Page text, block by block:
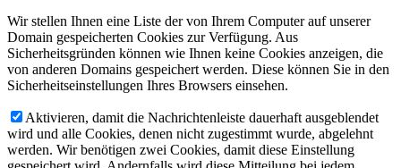
Wir stellen Ihnen eine Liste der von Ihrem Computer auf unserer
Domain gespeicherten Cookies zur Verfügung. Aus
Sicherheitsgründen können wie Ihnen keine Cookies anzeigen, die
von anderen Domains gespeichert werden. Diese können Sie in den
Sicherheitseinstellungen Ihres Browsers einsehen.
Aktivieren, damit die Nachrichtenleiste dauerhaft ausgeblendet
wird und alle Cookies, denen nicht zugestimmt wurde, abgelehnt
werden. Wir benötigen zwei Cookies, damit diese Einstellung